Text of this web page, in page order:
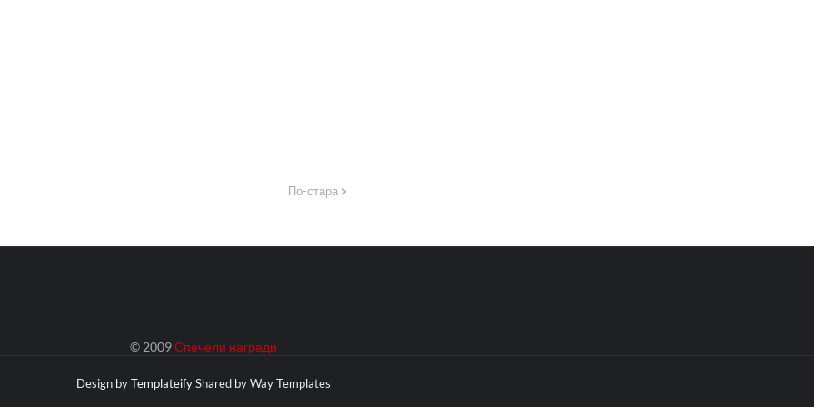
По-стара
© 2009Спечели награди
Design byTemplateifyShared byWay Templates